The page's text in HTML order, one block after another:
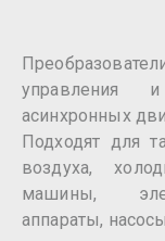
управления
асинхронных
Подходят для
воздуха,
машины,
аппараты,